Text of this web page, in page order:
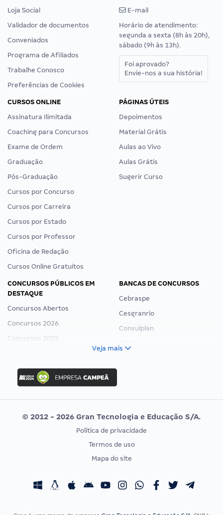
Loja Social
Validador de documentos
Conveniados
Programa de Afiliados
Trabalhe Conosco
Preferências de Cookies
E-mail
Horário de atendimento:
segunda a sexta (8h às 20h),
sábado (9h às 13h).
Foi aprovado?
Envie-nos a sua história!
CURSOS ONLINE
Assinatura Ilimitada
Coaching para Concursos
Exame de Ordem
Graduação
Pós-Graduação
Cursos por Concurso
Cursos por Carreira
Cursos por Estado
Cursos por Professor
Oficina de Redação
Cursos Online Gratuitos
PÁGINAS ÚTEIS
Depoimentos
Material Grátis
Aulas ao Vivo
Aulas Grátis
Sugerir Curso
CONCURSOS PÚBLICOS EM
DESTAQUE
Concursos Abertos
Concursos 2026
Concursos 2025
Concurso Ibama
Concurso MPU
Editais publicados
BANCAS DE CONCURSOS
Cebraspe
Cesgranrio
Consulplan
Vunesp
CONCURSOS POR PROFISSÃO
Concursos Fiscais
EXAME DE ORDEM
Calendário OAB
Veja mais
© 2012 - 2026 Gran Tecnologia e Educação S/A.
Política de privacidade
Termos de uso
Mapa do site